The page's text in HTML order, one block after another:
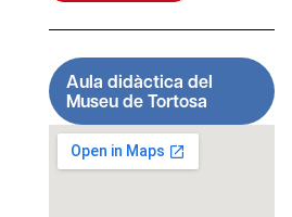
Aula didàctica del
Museu de Tortosa